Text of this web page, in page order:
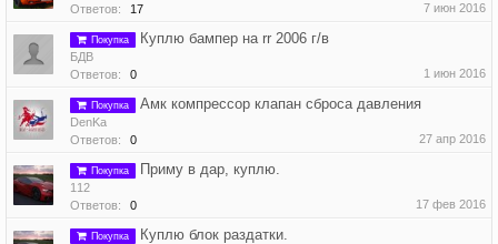
Ответов:
17 7 июн 2016
Покупка Куплю бампер на rr 2006 г/в
БДВ
Ответов:
0 1 июн 2016
Покупка Амк компрессор клапан сброса давления
DenKa
Ответов:
0 27 апр 2016
Покупка Приму в дар, куплю.
112
Ответов:
0 17 фев 2016
Покупка Куплю блок раздатки.